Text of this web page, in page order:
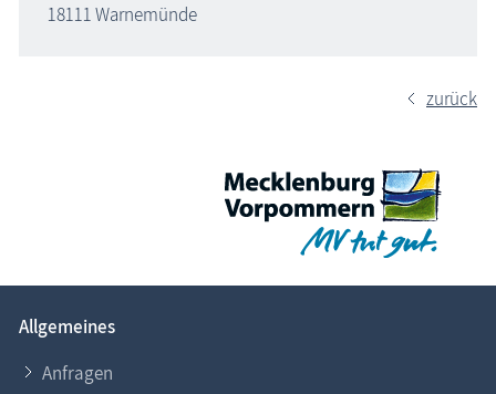
18111 Warnemünde
zurück
Allgemeines
Anfragen